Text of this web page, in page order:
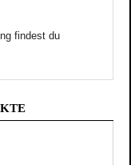
findest du